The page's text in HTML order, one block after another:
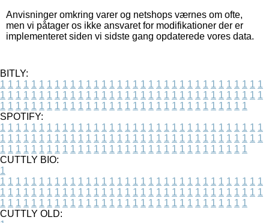
Anvisninger omkring varer og netshops værnes om ofte,
men vi påtager os ikke ansvaret for modifikationer der er
implementeret siden vi sidste gang opdaterede vores data.
BITLY:
1 1 1 1 1 1 1 1 1 1 1 1 1 1 1 1 1 1 1 1 1 1 1 1 1 1 1 1 1 1 1 1 1 1
1 1 1 1 1 1 1 1 1 1 1 1 1 1 1 1 1 1 1 1 1 1 1 1 1 1 1 1 1 1 1 1 1 1
1 1 1 1 1 1 1 1 1 1 1 1 1 1 1 1 1 1 1 1 1 1 1 1 1 1 1 1 1 1 1 1
SPOTIFY:
1 1 1 1 1 1 1 1 1 1 1 1 1 1 1 1 1 1 1 1 1 1 1 1 1 1 1 1 1 1 1 1 1 1
1 1 1 1 1 1 1 1 1 1 1 1 1 1 1 1 1 1 1 1 1 1 1 1 1 1 1 1 1 1 1 1 1 1
1 1 1 1 1 1 1 1 1 1 1 1 1 1 1 1 1 1 1 1 1 1 1 1 1 1 1 1 1 1 1 1
CUTTLY BIO:
1
1 1 1 1 1 1 1 1 1 1 1 1 1 1 1 1 1 1 1 1 1 1 1 1 1 1 1 1 1 1 1 1 1 1
1 1 1 1 1 1 1 1 1 1 1 1 1 1 1 1 1 1 1 1 1 1 1 1 1 1 1 1 1 1 1 1 1 1
1 1 1 1 1 1 1 1 1 1 1 1 1 1 1 1 1 1 1 1 1 1 1 1 1 1 1 1 1 1 1 1
CUTTLY OLD: